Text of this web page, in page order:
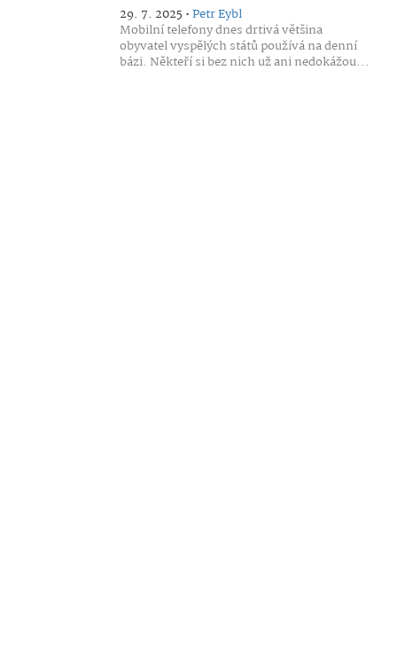
29. 7. 2025 •Petr Eybl
Mobilní telefony dnes drtivá většina
obyvatel vyspělých států používá na denní
bázi. Někteří si bez nich už ani nedokážou...